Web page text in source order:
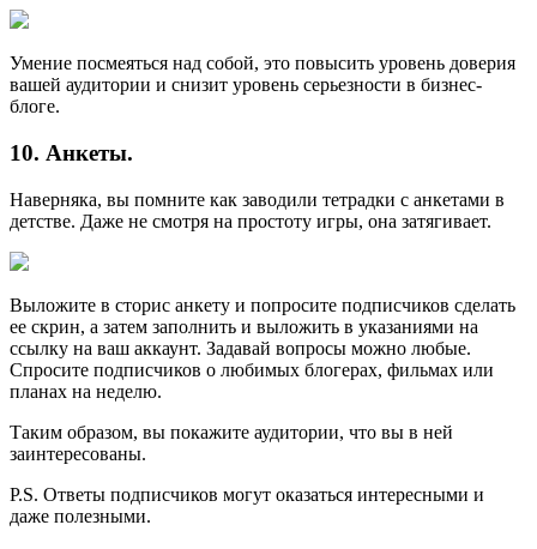
Умение посмеяться над собой, это повысить уровень доверия
вашей аудитории и снизит уровень серьезности в бизнес-
блоге.
10. Анкеты.
Наверняка, вы помните как заводили тетрадки с анкетами в
детстве. Даже не смотря на простоту игры, она затягивает.
Выложите в сторис анкету и попросите подписчиков сделать
ее скрин, а затем заполнить и выложить в указаниями на
ссылку на ваш аккаунт. Задавай вопросы можно любые.
Спросите подписчиков о любимых блогерах, фильмах или
планах на неделю.
Таким образом, вы покажите аудитории, что вы в ней
заинтересованы.
P.S. Ответы подписчиков могут оказаться интересными и
даже полезными.